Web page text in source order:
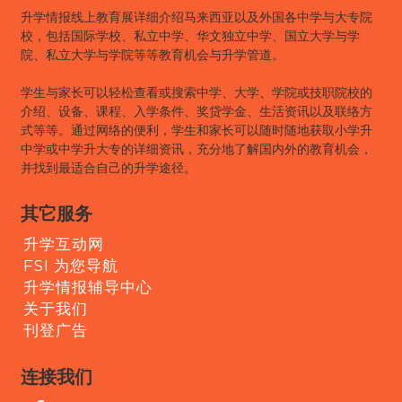
升学情报线上教育展详细介绍马来西亚以及外国各中学与大专院
校，包括国际学校、私立中学、华文独立中学、国立大学与学
院、私立大学与学院等等教育机会与升学管道。
学生与家长可以轻松查看或搜索中学、大学、学院或技职院校的
介绍、设备、课程、入学条件、奖贷学金、生活资讯以及联络方
式等等。通过网络的便利，学生和家长可以随时随地获取小学升
中学或中学升大专的详细资讯，充分地了解国内外的教育机会，
并找到最适合自己的升学途径。
其它服务
升学互动网
FSI 为您导航
升学情报辅导中心
关于我们
刊登广告
连接我们